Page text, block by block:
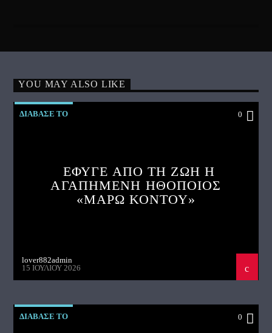
YOU MAY ALSO LIKE
ΔΙΑΒΑΣΕ ΤΟ 0
ΕΦΥΓΕ ΑΠΟ ΤΗ ΖΩΗ Η
ΑΓΑΠΗΜΕΝΗ ΗΘΟΠΟΙΟΣ
«ΜΑΡΩ ΚΟΝΤΟΥ»
lover882admin
15 ΙΟΥΛΊΟΥ 2026
ΔΙΑΒΑΣΕ ΤΟ 0